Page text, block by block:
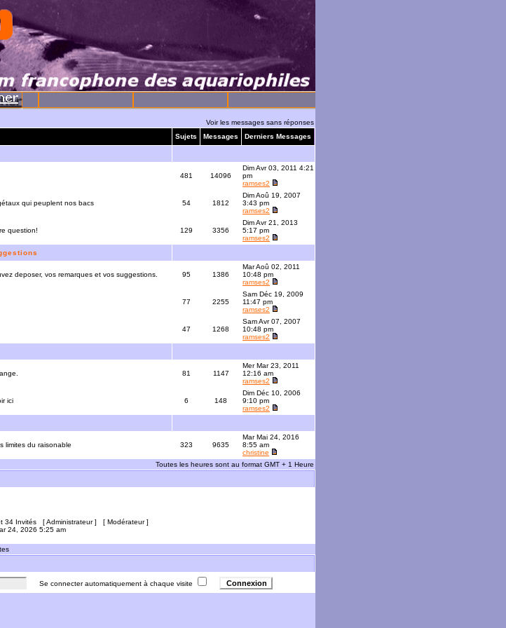
Voir les messages sans réponses
Sujets Messages Derniers Messages
481 14096
Dim Avr 03, 2011 4:21
pm
ramses2
qui peuplent nos bacs
54 1812
Dim Aoû 19, 2007
3:43 pm
ramses2
question!
129 3356
Dim Avr 21, 2013
5:17 pm
ramses2
deposer, vos remarques et vos suggestions.
95 1386
Mar Aoû 02, 2011
10:48 pm
ramses2
77 2255
Sam Déc 19, 2009
11:47 pm
ramses2
47 1268
Sam Avr 07, 2007
10:48 pm
ramses2
81 1147
Mer Mar 23, 2011
12:16 am
ramses2
ici
6 148
Dim Déc 10, 2006
9:10 pm
ramses2
limites du raisonable
323 9635
Mar Mai 24, 2016
8:55 am
christine
Toutes les heures sont au format GMT + 1 Heure
34 Invités [Administrateur] [ Modérateur]
24, 2026 5:25 am
Se connecter automatiquement à chaque visite